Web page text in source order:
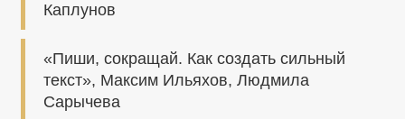
Каплунов
«Пиши, сокращай. Как создать сильный
текст», Максим Ильяхов, Людмила
Сарычева